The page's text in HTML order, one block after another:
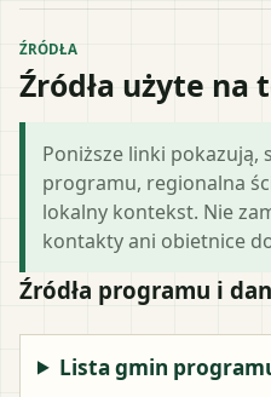
ŹRÓDŁA
Źródła użyte na
Poniższe linki pokazują,
programu, regionalna
lokalny kontekst. Nie
kontakty ani obietnice
Źródła programu i
Lista gmin